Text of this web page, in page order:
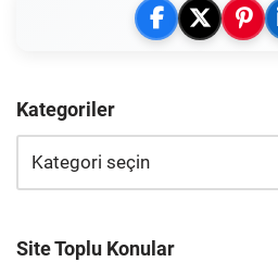
Kategoriler
Site Toplu Konular